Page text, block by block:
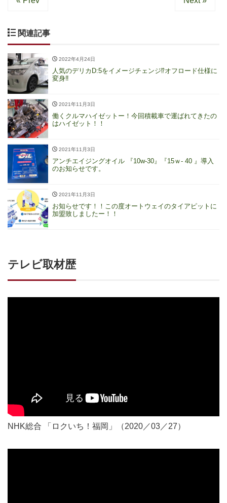
関連記事
2022年4月24日
人気のデリカD:5をイメージチェンジ⁉︎オフロード仕様に
変身‼︎
2021年11月3日
働くクルマハイゼットー！今回積載車で運ばれてきたの
はハイゼット！！
2021年11月3日
アンチエイジングオイル 『10w-30』『15ｗ- 40 』導入
のお知らせです。
2021年11月3日
お知らせです！！この度オートウェイのタイアピットに
加盟致しましたー！！
テレビ取材歴
NHK総合 「ロクいち！福岡」（2020／03／27）